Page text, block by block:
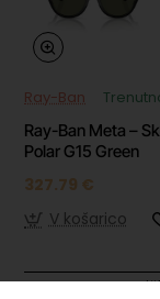
Ray-Ban
Ray-Ban Meta –
Polar G15 Green
327.79 €
V košarico